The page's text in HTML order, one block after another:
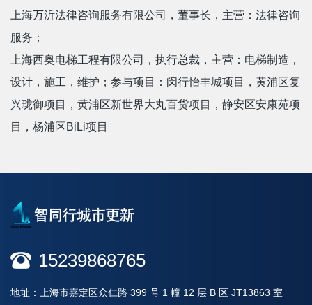
上海万沂法律咨询服务有限公司，董事长，主营：法律咨询
服务；
上海西奥电梯工程有限公司，执行总裁，主营：电梯制造，
设计，施工，维护；参与项目：闵行怡丰城项目，黄浦区复
兴珑御项目，黄浦区新世界大丸百货项目，静安区安康苑项
目，杨浦区BiLi项目
15239868765
地址：上海市嘉定区众仁路 399 号 1 幢 12 层 B 区 JT13863 室